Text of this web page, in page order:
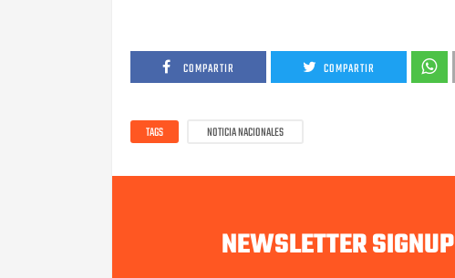
COMPARTIR COMPARTIR
TAGS NOTICIA NACIONALES
NEWSLETTER SIGNUP